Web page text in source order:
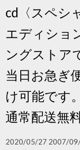
cd〈スペシ
エディショ
ングストア
当日お急ぎ
け可能です
通常配送無
2020/05/27 2007/